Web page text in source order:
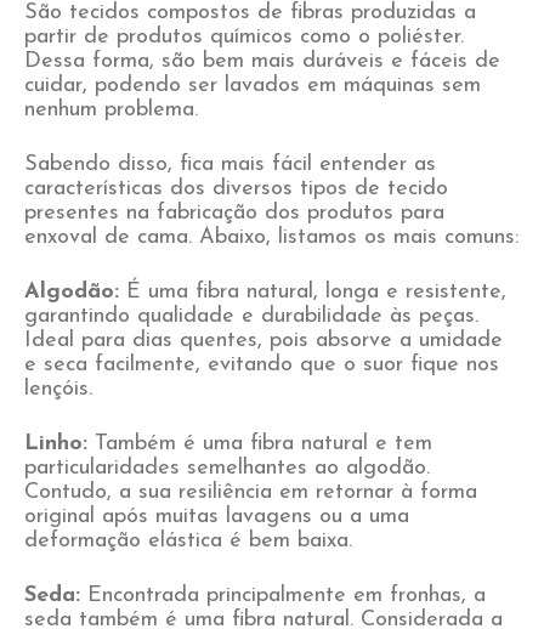
São tecidos compostos de fibras produzidas a
partir de produtos químicos como o poliéster.
Dessa forma, são bem mais duráveis e fáceis de
cuidar, podendo ser lavados em máquinas sem
nenhum problema.
Sabendo disso, fica mais fácil entender as
características dos diversos tipos de tecido
presentes na fabricação dos produtos para
enxoval de cama. Abaixo, listamos os mais comuns:
Algodão: É uma fibra natural, longa e resistente,
garantindo qualidade e durabilidade às peças.
Ideal para dias quentes, pois absorve a umidade
e seca facilmente, evitando que o suor fique nos
lençóis.
Linho: Também é uma fibra natural e tem
particularidades semelhantes ao algodão.
Contudo, a sua resiliência em retornar à forma
original após muitas lavagens ou a uma
deformação elástica é bem baixa.
Seda: Encontrada principalmente em fronhas, a
seda também é uma fibra natural. Considerada a